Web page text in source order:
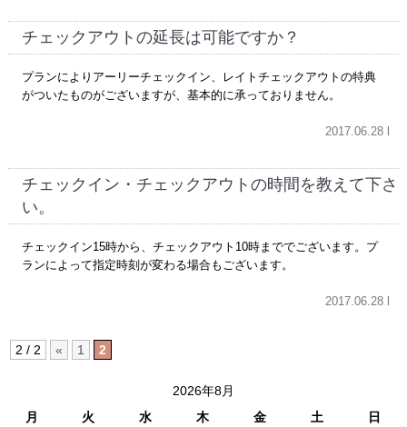
チェックアウトの延長は可能ですか？
プランによりアーリーチェックイン、レイトチェックアウトの特典
がついたものがございますが、基本的に承っておりません。
2017.06.28 l
チェックイン・チェックアウトの時間を教えて下さ
い。
チェックイン15時から、チェックアウト10時まででございます。プ
ランによって指定時刻が変わる場合もございます。
2017.06.28 l
2 / 2 « 1 2
2026年8月
月
火 水 木 金 土
日